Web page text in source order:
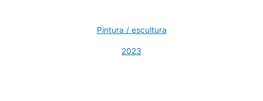
Pintura / escultura
2023